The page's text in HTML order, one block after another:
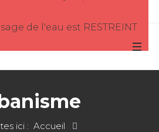
de l'eau est RESTREINT
ici :Accueil